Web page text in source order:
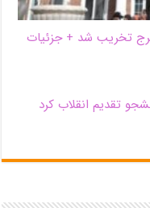
تخریب شد + جزئیات